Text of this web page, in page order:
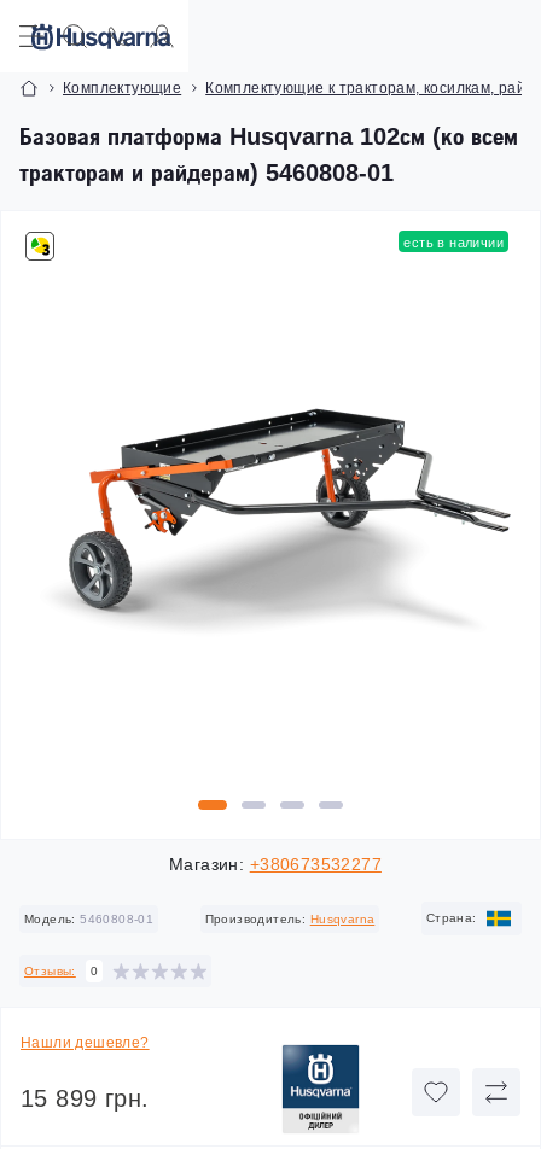
Комплектующие Комплектующие к тракторам, косилкам,
Базовая платформа Husqvarna 102см (ко всем
тракторам и райдерам) 5460808-01
есть в наличии
Магазин: +380673532277
Модель: 5460808-01 Производитель: Husqvarna Cтрана:
Отзывы: 0
Нашли дешевле?
15 899 грн.